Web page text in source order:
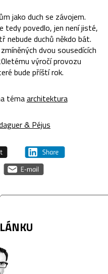
jako duch se závojem.
povedlo, jen není jisté,
nebude duchů někdo bát.
dvou sousedících
výročí provozu
bude příští rok.
témaarchitektura
& Péjus